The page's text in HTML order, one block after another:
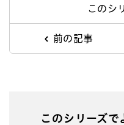
このシ
前の記事
このシリーズ